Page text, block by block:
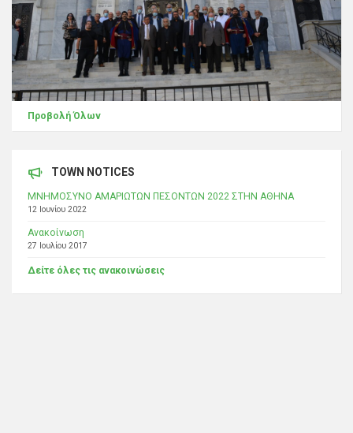
Προβολή Όλων
TOWN NOTICES
ΜΝΗΜΟΣΥΝΟ ΑΜΑΡΙΩΤΩΝ ΠΕΣΟΝΤΩΝ 2022 ΣΤΗΝ ΑΘΗΝΑ
12 Ιουνίου 2022
Ανακοίνωση
27 Ιουλίου 2017
Δείτε όλες τις ανακοινώσεις